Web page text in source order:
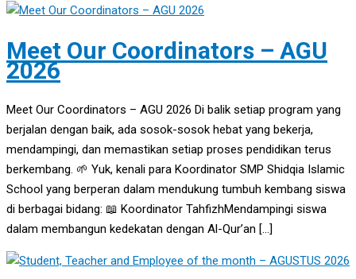
Meet Our Coordinators – AGU
2026
Meet Our Coordinators – AGU 2026 Di balik setiap program yang
berjalan dengan baik, ada sosok-sosok hebat yang bekerja,
mendampingi, dan memastikan setiap proses pendidikan terus
berkembang. 🌱 Yuk, kenali para Koordinator SMP Shidqia Islamic
School yang berperan dalam mendukung tumbuh kembang siswa
di berbagai bidang: 📖 Koordinator TahfizhMendampingi siswa
dalam membangun kedekatan dengan Al-Qur’an […]